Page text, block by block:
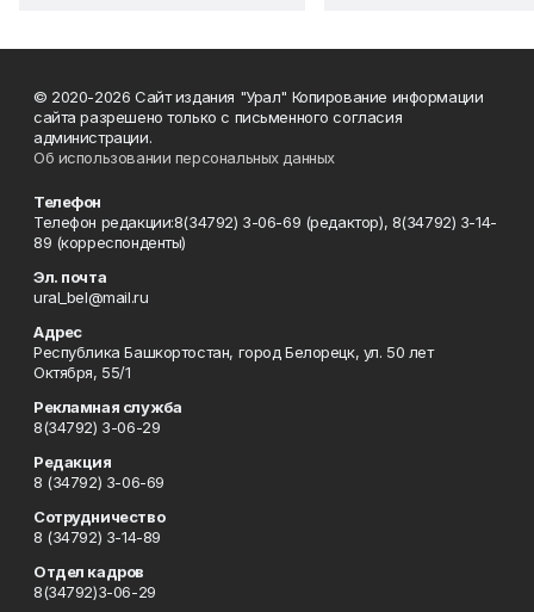
© 2020-2026 Сайт издания "Урал" Копирование информации
сайта разрешено только с письменного согласия
администрации.
Об использовании персональных данных
Телефон
Телефон редакции:8(34792) 3-06-69 (редактор), 8(34792) 3-14-
89 (корреспонденты)
Эл. почта
ural_bel@mail.ru
Адрес
Республика Башкортостан, город Белорецк, ул. 50 лет
Октября, 55/1
Рекламная служба
8(34792) 3-06-29
Редакция
8 (34792) 3-06-69
Сотрудничество
8 (34792) 3-14-89
Отдел кадров
8(34792)3-06-29